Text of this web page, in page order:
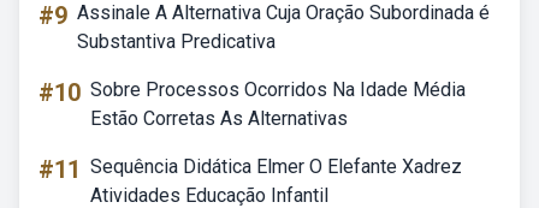
#9 Assinale A Alternativa Cuja Oração Subordinada é
Substantiva Predicativa
#10 Sobre Processos Ocorridos Na Idade Média
Estão Corretas As Alternativas
#11 Sequência Didática Elmer O Elefante Xadrez
Atividades Educação Infantil